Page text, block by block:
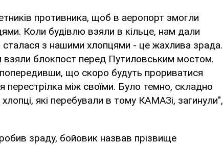
противника, щоб в аеропорт змогли
Коли будівлю взяли в кільце, нам дали
сталася з нашими хлопцями - це жахлива зрада.
взяли блокпост перед Путиловським мостом.
попередивши, що скоро будуть прориватися
перестрілка між своїми. Було темно, складно
які перебували в тому КАМАЗі, загинули",
зраду, бойовик назвав прізвище